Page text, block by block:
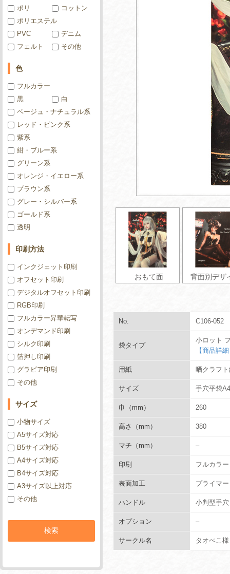
おもて面 背面別デザ
No. C106-052
袋タイプ
小ロット
【商品詳
用紙 晒クラフ
サイズ 手穴平袋A4
巾（mm） 260
高さ（mm） 380
マチ（mm） –
印刷 フルカラ
表面加工 プライマー
ハンドル 小判型手穴
オプション –
サークル名 タオぺこ様
ポリ
コットン
ポリエステル
PVC
デニム
フェルト
その他
色
フルカラー
黒
白
ベージュ・ナチュラル系
レッド・ピンク系
紫系
紺・ブルー系
グリーン系
オレンジ・イエロー系
ブラウン系
グレー・シルバー系
ゴールド系
透明
印刷方法
インクジェット印刷
オフセット印刷
デジタルオフセット印刷
RGB印刷
フルカラー昇華転写
オンデマンド印刷
シルク印刷
箔押し印刷
グラビア印刷
その他
サイズ
小物サイズ
A5サイズ対応
B5サイズ対応
A4サイズ対応
B4サイズ対応
A3サイズ以上対応
その他